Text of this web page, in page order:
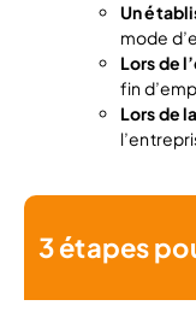
Un
mode
Lors de
fin
Lors de
3 étapes